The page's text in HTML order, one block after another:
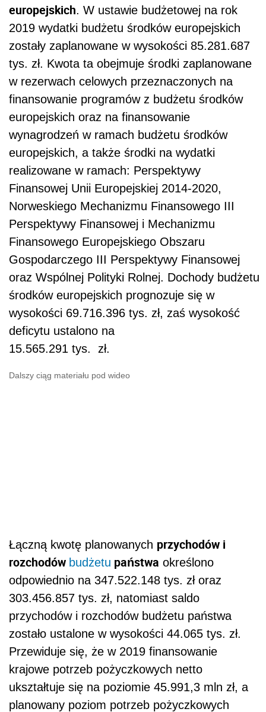
europejskich. W ustawie budżetowej na rok
2019 wydatki budżetu środków europejskich
zostały zaplanowane w wysokości 85.281.687
tys. zł. Kwota ta obejmuje środki zaplanowane
w rezerwach celowych przeznaczonych na
finansowanie programów z budżetu środków
europejskich oraz na finansowanie
wynagrodzeń w ramach budżetu środków
europejskich, a także środki na wydatki
realizowane w ramach: Perspektywy
Finansowej Unii Europejskiej 2014-2020,
Norweskiego Mechanizmu Finansowego III
Perspektywy Finansowej i Mechanizmu
Finansowego Europejskiego Obszaru
Gospodarczego III Perspektywy Finansowej
oraz Wspólnej Polityki Rolnej. Dochody budżetu
środków europejskich prognozuje się w
wysokości 69.716.396 tys. zł, zaś wysokość
deficytu ustalono na
15.565.291 tys. zł.
Dalszy ciąg materiału pod wideo
Łączną kwotę planowanych przychodów i
rozchodów budżetu państwa określono
odpowiednio na 347.522.148 tys. zł oraz
303.456.857 tys. zł, natomiast saldo
przychodów i rozchodów budżetu państwa
zostało ustalone w wysokości 44.065 tys. zł.
Przewiduje się, że w 2019 finansowanie
krajowe potrzeb pożyczkowych netto
ukształtuje się na poziomie 45.991,3 mln zł, a
planowany poziom potrzeb pożyczkowych